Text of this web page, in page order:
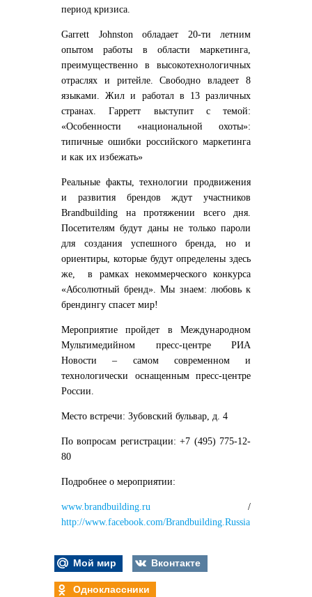
период кризиса.
Garrett Johnston обладает 20-ти летним
опытом работы в области маркетинга,
преимущественно в высокотехнологичных
отраслях и ритейле. Свободно владеет 8
языками. Жил и работал в 13 различных
странах. Гарретт выступит с темой:
«Особенности «национальной охоты»:
типичные ошибки российского маркетинга
и как их избежать»
Реальные факты, технологии продвижения
и развития брендов ждут участников
Brandbuilding на протяжении всего дня.
Посетителям будут даны не только пароли
для создания успешного бренда, но и
ориентиры, которые будут определены здесь
же, в рамках некоммерческого конкурса
«Абсолютный бренд». Мы знаем: любовь к
брендингу спасет мир!
Мероприятие пройдет в Международном
Мультимедийном пресс-центре РИА
Новости – самом современном и
технологически оснащенным пресс-центре
России.
Место встречи: Зубовский бульвар, д. 4
По вопросам регистрации: +7 (495) 775-12-
80
Подробнее о мероприятии:
www.brandbuilding.ru /
http://www.facebook.com/Brandbuilding.Russia
Мой мир
Вконтакте
Одноклассники